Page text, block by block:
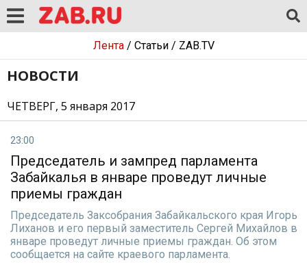
Лента/ Статьи/ ZAB.TV
НОВОСТИ
ЧЕТВЕРГ, 5 января 2017
23:00
Председатель и зампред парламента
Забайкалья в январе проведут личные
приемы граждан
Председатель Заксобрания Забайкальского края Игорь
Лиханов и его первый заместитель Сергей Михайлов в
январе проведут личные приемы граждан. Об этом
сообщается на сайте краевого парламента.